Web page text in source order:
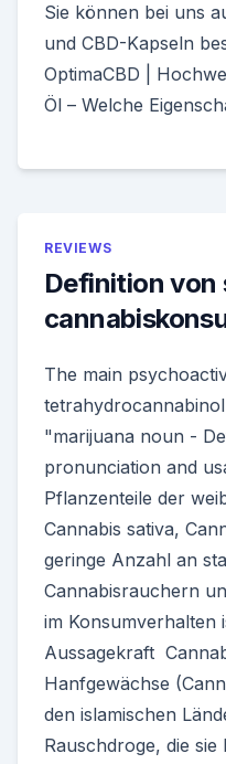
Sie können bei uns
und CBD-Kapseln
OptimaCBD |
Öl – Welche
REVIEWS
Definition von
The main
"marijuana noun -
pronunciation and
Pflanzenteile der
Cannabis sativa,
geringe Anzahl an
Cannabisrauchern
im Konsumverhalten
Aussagekraft
Hanfgewächse
den islamischen
Rauschdroge, die sie